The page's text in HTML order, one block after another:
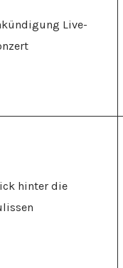
Live-
hinter die